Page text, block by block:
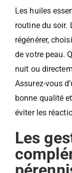
Les huiles
routine du soir.
régénérer,
de votre peau.
nuit ou
Assurez-vous
bonne qualité
éviter les
Les